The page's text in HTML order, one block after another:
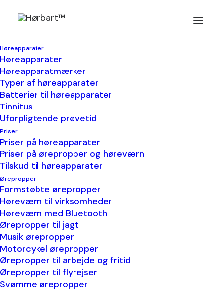
Høreapparater
Høreapparater
Høreapparatmærker
Typer af høreapparater
Batterier til høreapparater
Tinnitus
Uforpligtende prøvetid
Priser
Priser på høreapparater
Priser på ørepropper og høreværn
Tilskud til høreapparater
Ørepropper
Formstøbte ørepropper
Høreværn til virksomheder
Høreværn med Bluetooth
Ørepropper til jagt
Musik ørepropper
Motorcykel ørepropper
Ørepropper til arbejde og fritid
Ørepropper til flyrejser
Svømme ørepropper
Booking
Book din tid online
Vi har klinik i både Vejle
Herning, Skanderborg
men vi pakker også gerne udstyret og kører
forbi dig i hjemmet. Tidsbestilling til
hjemmebesøg bookes viatelefon